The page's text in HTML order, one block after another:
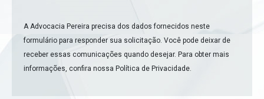
A Advocacia Pereira precisa dos dados fornecidos neste
formulário para responder sua solicitação. Você pode deixar de
receber essas comunicações quando desejar. Para obter mais
informações, confira nossa Política de Privacidade.